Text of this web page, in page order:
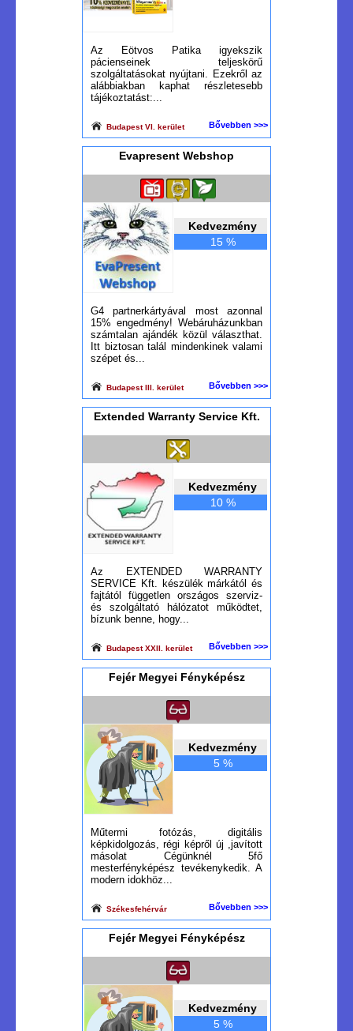
Az Eötvos Patika igyekszik
pácienseinek teljeskörű
szolgáltatásokat nyújtani. Ezekről az
alábbiakban kaphat részletesebb
tájékoztatást:...
Budapest VI. kerület Bővebben >>>
Evapresent Webshop
Kedvezmény
15 %
G4 partnerkártyával most azonnal
15% engedmény! Webáruházunkban
számtalan ajándék közül választhat.
Itt biztosan talál mindenkinek valami
szépet és...
Budapest III. kerület Bővebben >>>
Extended Warranty Service Kft.
Kedvezmény
10 %
Az EXTENDED WARRANTY
SERVICE Kft. készülék márkától és
fajtától független országos szerviz-
és szolgáltató hálózatot működtet,
bízunk benne, hogy...
Budapest XXII. kerület Bővebben >>>
Fejér Megyei Fényképész
Kedvezmény
5 %
Műtermi fotózás, digitális
képkidolgozás, régi képről új ,javított
másolat Cégünknél 5fő
mesterfényképész tevékenykedik. A
modern idokhöz...
Székesfehérvár Bővebben >>>
Fejér Megyei Fényképész
Kedvezmény
5 %